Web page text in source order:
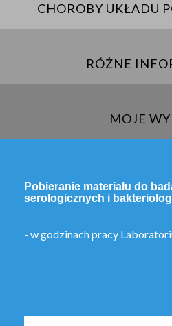
CHOROBY UKŁADU
RÓŻNE
MOJE
Pobieranie materiału do
serologicznych i
- w godzinach pracy